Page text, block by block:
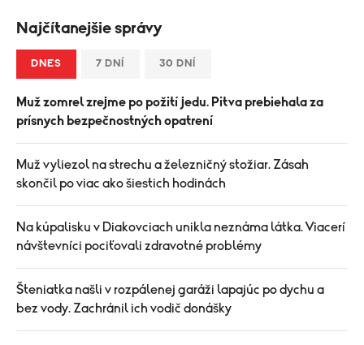
Najčítanejšie správy
DNES 7 DNÍ 30 DNÍ
Muž zomrel zrejme po požití jedu. Pitva prebiehala za
prísnych bezpečnostných opatrení
Muž vyliezol na strechu a železničný stožiar. Zásah
skončil po viac ako šiestich hodinách
Na kúpalisku v Diakovciach unikla neznáma látka. Viacerí
návštevníci pociťovali zdravotné problémy
Šteniatka našli v rozpálenej garáži lapajúc po dychu a
bez vody. Zachránil ich vodič donášky